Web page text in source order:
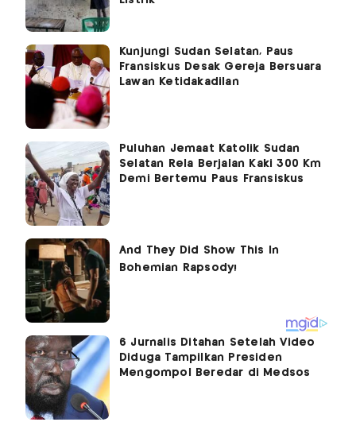
Kunjungi Sudan Selatan, Paus
Fransiskus Desak Gereja Bersuara
Lawan Ketidakadilan
Puluhan Jemaat Katolik Sudan
Selatan Rela Berjalan Kaki 300 Km
Demi Bertemu Paus Fransiskus
6 Jurnalis Ditahan Setelah Video
Diduga Tampilkan Presiden
Mengompol Beredar di Medsos